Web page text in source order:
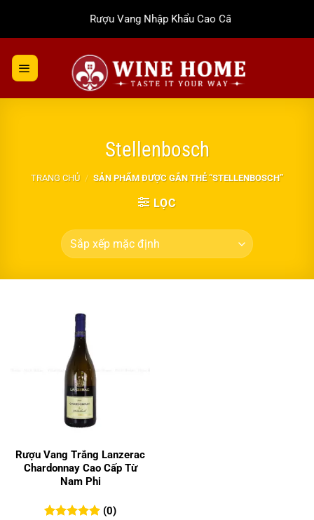
dung
Rượu Vang Nhập Khẩu Cao Cấp
Stellenbosch
TRANG CHỦ / SẢN PHẨM ĐƯỢC GẮN THẺ “STELLENBOSCH”
LỌC
Rượu Vang Trắng Lanzerac
Chardonnay Cao Cấp Từ
Nam Phi
(0)